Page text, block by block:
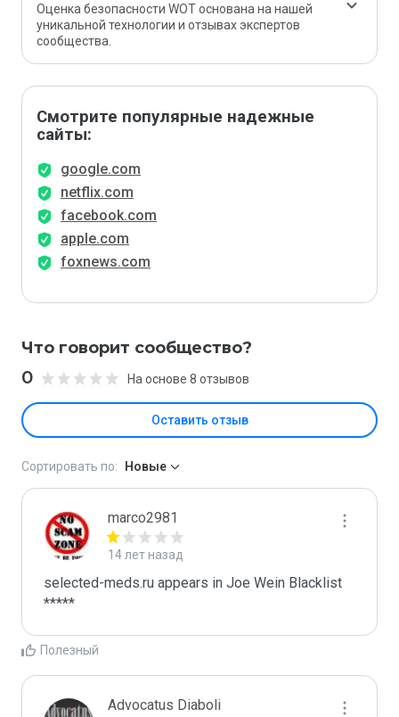
Оценка безопасности WOT основана на нашей
уникальной технологии и отзывах экспертов
сообщества.
Смотрите популярные надежные
сайты:
google.com
netflix.com
facebook.com
apple.com
foxnews.com
Что говорит сообщество?
0 На основе 8 отзывов
Оставить отзыв
Сортировать по: Новые
marco2981
14 лет назад
selected-meds.ru appears in Joe Wein Blacklist
*****
Полезный
Advocatus Diaboli